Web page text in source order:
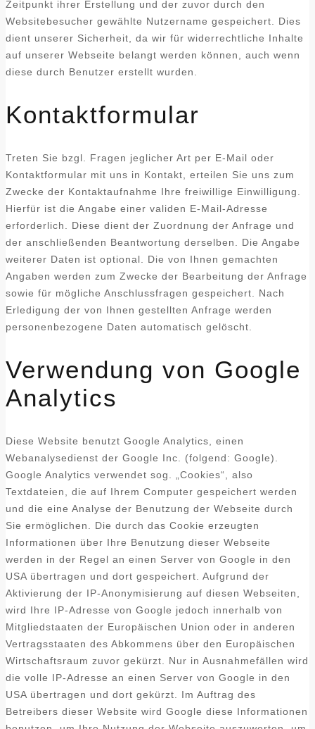
Zeitpunkt ihrer Erstellung und der zuvor durch den
Websitebesucher gewählte Nutzername gespeichert. Dies
dient unserer Sicherheit, da wir für widerrechtliche Inhalte
auf unserer Webseite belangt werden können, auch wenn
diese durch Benutzer erstellt wurden.
Kontaktformular
Treten Sie bzgl. Fragen jeglicher Art per E-Mail oder
Kontaktformular mit uns in Kontakt, erteilen Sie uns zum
Zwecke der Kontaktaufnahme Ihre freiwillige Einwilligung.
Hierfür ist die Angabe einer validen E-Mail-Adresse
erforderlich. Diese dient der Zuordnung der Anfrage und
der anschließenden Beantwortung derselben. Die Angabe
weiterer Daten ist optional. Die von Ihnen gemachten
Angaben werden zum Zwecke der Bearbeitung der Anfrage
sowie für mögliche Anschlussfragen gespeichert. Nach
Erledigung der von Ihnen gestellten Anfrage werden
personenbezogene Daten automatisch gelöscht.
Verwendung von Google
Analytics
Diese Website benutzt Google Analytics, einen
Webanalysedienst der Google Inc. (folgend: Google).
Google Analytics verwendet sog. „Cookies“, also
Textdateien, die auf Ihrem Computer gespeichert werden
und die eine Analyse der Benutzung der Webseite durch
Sie ermöglichen. Die durch das Cookie erzeugten
Informationen über Ihre Benutzung dieser Webseite
werden in der Regel an einen Server von Google in den
USA übertragen und dort gespeichert. Aufgrund der
Aktivierung der IP-Anonymisierung auf diesen Webseiten,
wird Ihre IP-Adresse von Google jedoch innerhalb von
Mitgliedstaaten der Europäischen Union oder in anderen
Vertragsstaaten des Abkommens über den Europäischen
Wirtschaftsraum zuvor gekürzt. Nur in Ausnahmefällen wird
die volle IP-Adresse an einen Server von Google in den
USA übertragen und dort gekürzt. Im Auftrag des
Betreibers dieser Website wird Google diese Informationen